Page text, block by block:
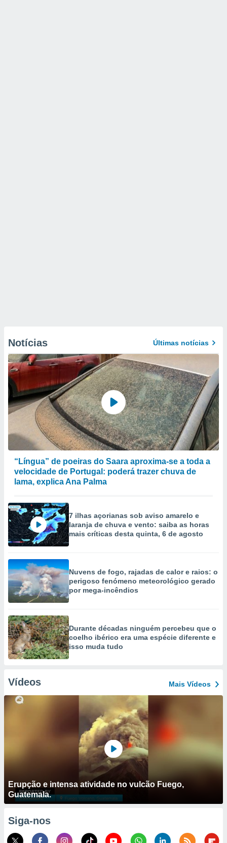
Notícias Últimas notícias
“Língua” de poeiras do Saara aproxima-se a toda a
velocidade de Portugal: poderá trazer chuva de
lama, explica Ana Palma
7 ilhas açorianas sob aviso amarelo e
laranja de chuva e vento: saiba as horas
mais críticas desta quinta, 6 de agosto
Nuvens de fogo, rajadas de calor e raios: o
perigoso fenómeno meteorológico gerado
por mega-incêndios
Durante décadas ninguém percebeu que o
coelho ibérico era uma espécie diferente e
isso muda tudo
Vídeos Mais Vídeos
Erupção e intensa atividade no vulcão Fuego,
Guatemala.
Siga-nos